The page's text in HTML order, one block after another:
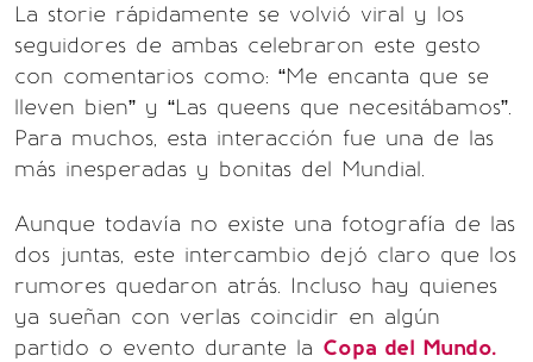
La storie rápidamente se volvió viral y los
seguidores de ambas celebraron este gesto
con comentarios como: “Me encanta que se
lleven bien” y “Las queens que necesitábamos”.
Para muchos, esta interacción fue una de las
más inesperadas y bonitas del Mundial.
Aunque todavía no existe una fotografía de las
dos juntas, este intercambio dejó claro que los
rumores quedaron atrás. Incluso hay quienes
ya sueñan con verlas coincidir en algún
partido o evento durante la Copa del Mundo.